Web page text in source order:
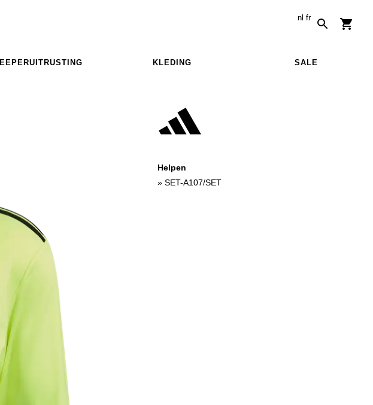
nl fr
KLEDING SALE
Helpen
» SET-A107/SET